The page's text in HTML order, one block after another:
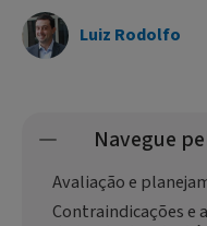
Luiz Rodolfo
Navegue
Avaliação e
Contraindicações e